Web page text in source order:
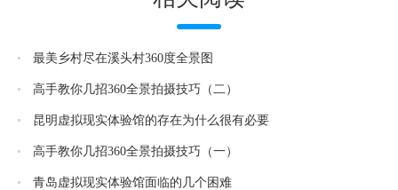
最美乡村尽在溪头村360度全景图
高手教你几招360全景拍摄技巧（二）
昆明虚拟现实体验馆的存在为什么很有必要
高手教你几招360全景拍摄技巧（一）
青岛虚拟现实体验馆面临的几个困难